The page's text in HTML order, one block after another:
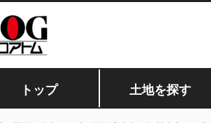
トップ 土地を探す